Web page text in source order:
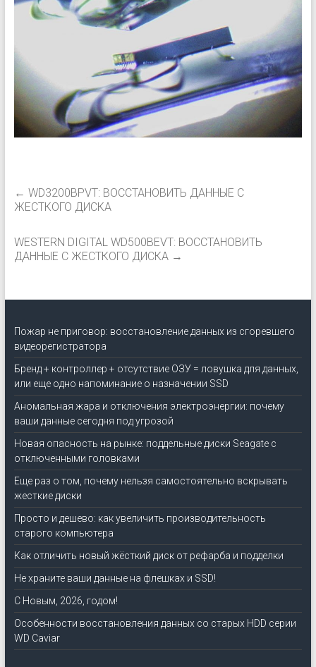
← WD3200BPVT: ВОССТАНОВИТЬ ДАННЫЕ С
ЖЕСТКОГО ДИСКА
WESTERN DIGITAL WD500BEVT: ВОССТАНОВИТЬ
ДАННЫЕ С ЖЕСТКОГО ДИСКА →
Пожар не приговор: восстановление данных из сгоревшего
видеорегистратора
Бренд + контроллер + отсутствие ОЗУ = ловушка для данных,
или еще одно напоминание о назначении SSD
Аномальная жара и отключения электроэнергии: почему
ваши данные сегодня под угрозой
Новая опасность на рынке: поддельные диски Seagate с
отключенными головками
Еще раз о том, почему нельзя самостоятельно вскрывать
жесткие диски
Просто и дешево: как увеличить производительность
старого компьютера
Как отличить новый жёсткий диск от рефарба и подделки
Не храните ваши данные на флешках и SSD!
C Новым, 2026, годом!
Особенности восстановления данных со старых HDD серии
WD Caviar